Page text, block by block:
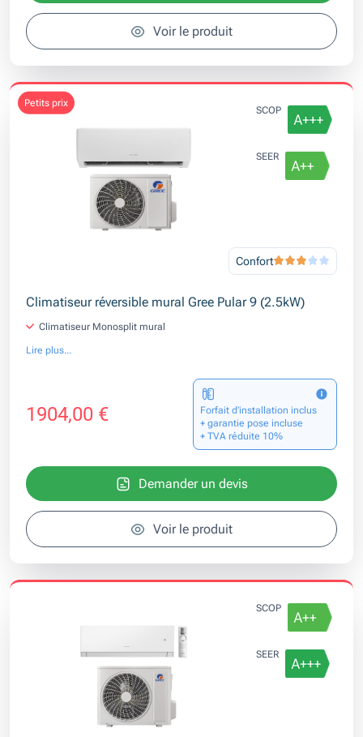
Voir le produit
petits prix
SCOP
SEER
Confort
Climatiseur réversible mural Gree Pular 9 (2.5kW)
Climatiseur Monosplit mural
Lire plus...
1904,00 €
Forfait d’installation inclus
+ garantie pose incluse
+ TVA réduite 10%
Demander un devis
Voir le produit
SCOP
SEER